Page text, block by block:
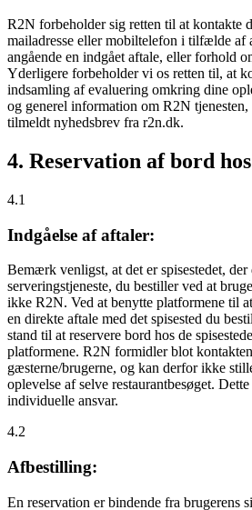
R2N forbeholder sig retten til at kontakte
mailadresse eller mobiltelefon i tilfælde
angående en indgået aftale, eller forhold
Yderligere forbeholder vi os retten til, at
indsamling af evaluering omkring dine
og generel information om R2N
tilmeldt nyhedsbrev fra r2n.dk.
4. Reservation af bord
4.1
Indgåelse af aftaler:
Bemærk venligst, at det er spisestedet, der
serveringstjeneste, du bestiller ved at
ikke R2N. Ved at benytte platformene til
en direkte aftale med det spisested du
stand til at reservere bord hos de
platformene. R2N formidler blot
gæsterne/brugerne, og kan derfor ikke
oplevelse af selve restaurantbesøget. Dette
individuelle ansvar.
4.2
Afbestilling:
En reservation er bindende fra brugerens